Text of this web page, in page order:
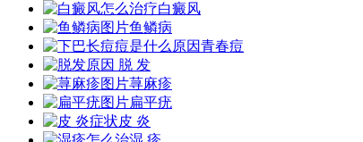
白癜风
鱼鳞病
青春痘
脱 发
荨麻疹
扁平疣
皮 炎